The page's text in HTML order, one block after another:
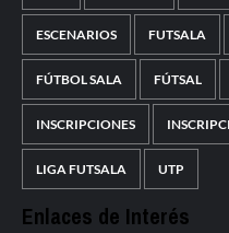
ESCENARIOS FUTSALA
FÚTBOL SALA FÚTSAL
INSCRIPCIONES
LIGA FUTSALA UTP
Enlaces de Interés